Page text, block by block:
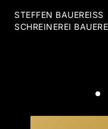
STEFFEN BAUEREISS
SCHREINEREI